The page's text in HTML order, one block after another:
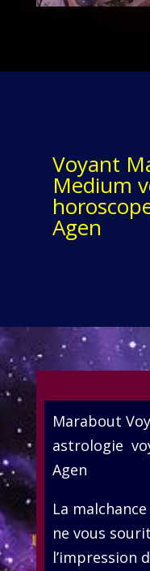
Voyant
Medium
Agen
Marabout
astrologie
Agen
La
ne vous
l’impression